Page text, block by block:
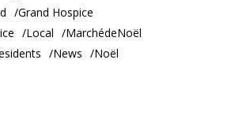
Grand Hospice
Local
MarchédeNoël
News Noël